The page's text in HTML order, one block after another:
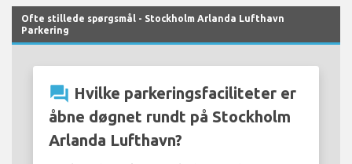
Ofte stillede spørgsmål - Stockholm Arlanda Lufthavn
Parkering
question_answer Hvilke parkeringsfaciliteter er
åbne døgnet rundt på Stockholm
Arlanda Lufthavn?